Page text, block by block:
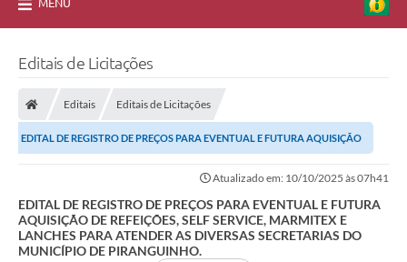
MENU
Editais de Licitações
Editais Editais de Licitações
EDITAL DE REGISTRO DE PREÇOS PARA EVENTUAL E FUTURA AQUISIÇÃO
Atualizado em: 10/10/2025 às 07h41
EDITAL DE REGISTRO DE PREÇOS PARA EVENTUAL E FUTURA
AQUISIÇÃO DE REFEIÇÕES, SELF SERVICE, MARMITEX E
LANCHES PARA ATENDER AS DIVERSAS SECRETARIAS DO
MUNICÍPIO DE PIRANGUINHO.